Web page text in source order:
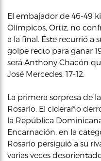
El embajador de 46-49
Olímpicos, Ortiz, no
a la final. Éste recurrió a
golpe recto para ganar
será Anthony Chacón
José Mercedes, 17-12.
La primera sorpresa de
Rosario. El cideraño
la República
Encarnación, en la
Rosario persiguió a su
varias veces